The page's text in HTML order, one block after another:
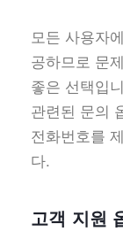
모든 사용자
공하므로 문
좋은 선택입
관련된 문의
전화번호를
다.
고객 지원